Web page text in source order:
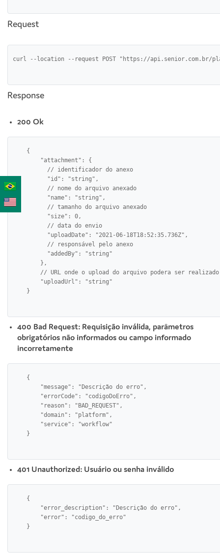
Request
Response
200 Ok
    {
        "attachment": {
          // identificador do anexo
          "id": "string",
          // nome do arquivo anexado
          "name": "string",
          // tamanho do arquivo anexado
          "size": 0,
          // data do envio
          "uploadDate": "2021-06-18T18:52:35.736Z",
          // responsável pelo anexo
          "addedBy": "string"
        },
        // URL onde o upload do arquivo podera ser realizado
        "uploadUrl": "string"
400 Bad Request: Requisição inválida, parâmetros
obrigatórios não informados ou campo informado
incorretamente
    {
        "message": "Descrição do erro",
        "errorCode": "codigoDoErro",
        "reason": "BAD_REQUEST",
        "domain": "platform",
        "service": "workflow"
401 Unauthorized: Usuário ou senha inválido
    {
        "error_description": "Descrição do erro",
        "error": "codigo_do_erro"